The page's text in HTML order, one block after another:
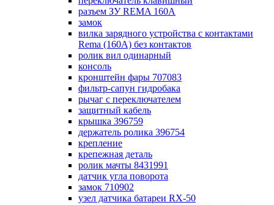
разъем ЗУ REMA 160А
замок
вилка зарядного устройства с контактами
Rema (160А) без контактов
ролик вил одинарный
консоль
кронштейн фары 707083
фильтр-сапун гидробака
рычаг с переключателем
защитный кабель
крышка 396759
держатель ролика 396754
крепление
крепежная деталь
ролик мачты 8431991
датчик угла поворота
замок 710902
узел датчика батареи RX-50